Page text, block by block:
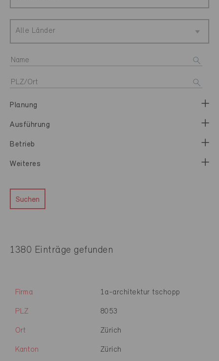
Alle Länder
Planung
Ausführung
Betrieb
Weiteres
Suchen
1380 Einträge gefunden
Firma 1a-architektur tschopp
PLZ 8053
Ort Zürich
Kanton Zürich